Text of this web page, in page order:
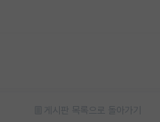
게시판 목록으로 돌아가기